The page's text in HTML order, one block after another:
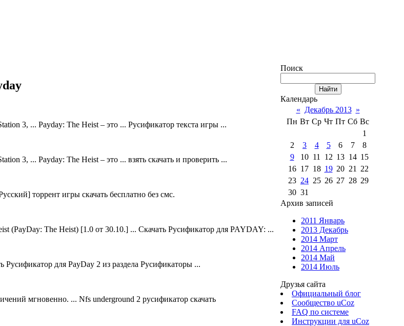
3, ... Payday: The Heist – это ... Русификатор текста игры ...
3, ... Payday: The Heist – это ... взять скачать и проверить ...
торрент игры скачать бесплатно без смс.
(PayDay: The Heist) [1.0 от 30.10.] ... Скачать Русификатор для PAYDAY: ...
для PayDay 2 из раздела Русификаторы ...
мгновенно. ... Nfs underground 2 русификатор скачать
Поиск
Календарь
« Декабрь 2013 »
Пн Вт Ср Чт Пт Сб Вс
1
2
3 4 5 6 7
8
9
10 11 12 13 14 15
16 17 18 19 20 21
22
23 24 25 26 27 28 29
30 31
Архив записей
2011 Январь
2013 Декабрь
2014 Март
2014 Апрель
2014 Май
2014 Июль
Друзья сайта
Официальный блог
Сообщество uCoz
FAQ по системе
Инструкции для uCoz